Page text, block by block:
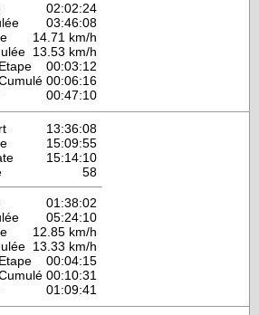
02:02:24
03:46:08
14.71 km/h
13.53 km/h
00:03:12
00:06:16
00:47:10
13:36:08
15:09:55
15:14:10
58
01:38:02
05:24:10
12.85 km/h
13.33 km/h
00:04:15
00:10:31
01:09:41